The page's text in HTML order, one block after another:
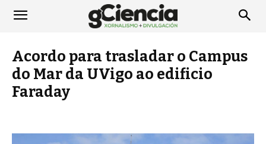
Acordo para trasladar o Campus
do Mar da UVigo ao edificio
Faraday